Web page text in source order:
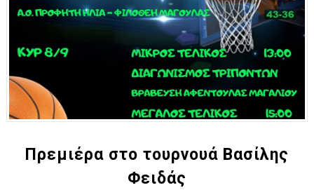
Πρεμιέρα στο τουρνουά Βασίλης
Φειδάς